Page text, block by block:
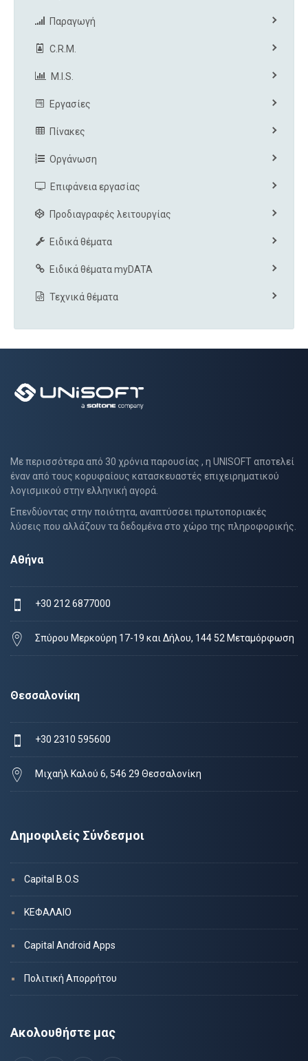
Παραγωγή
C.R.M.
M.I.S.
Εργασίες
Πίνακες
Οργάνωση
Επιφάνεια εργασίας
Προδιαγραφές λειτουργίας
Ειδικά θέματα
Ειδικά θέματα myDATA
Τεχνικά θέματα
Με περισσότερα από 30 χρόνια παρουσίας , η UNISOFT αποτελεί
έναν από τους κορυφαίους κατασκευαστές επιχειρηματικού
λογισμικού στην ελληνική αγορά.
Επενδύοντας στην ποιότητα, αναπτύσσει πρωτοποριακές
λύσεις που αλλάζουν τα δεδομένα στο χώρο της πληροφορικής.
Αθήνα
+30 212 6877000
Σπύρου Μερκούρη 17-19 και Δήλου, 144 52 Μεταμόρφωση
Θεσσαλονίκη
+30 2310 595600
Μιχαήλ Καλού 6, 546 29 Θεσσαλονίκη
Δημοφιλείς Σύνδεσμοι
Capital B.O.S
ΚΕΦΑΛΑΙΟ
Capital Android Apps
Πολιτική Απορρήτου
Ακολουθήστε μας